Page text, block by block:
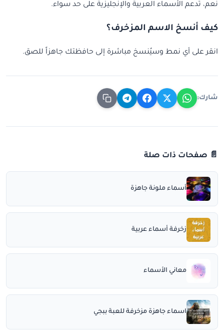
نعم، تدعم الأسماء العربية والإنجليزية على حد سواء.
كيف أنسخ الاسم المزخرف؟
انقر على أي نمط وسيُنسخ مباشرة إلى حافظتك جاهزاً للصق.
شارك:
📄 صفحات ذات صلة
أسماء ملونة جاهزة
زخرفة أسماء عربية
معاني الأسماء
اسماء جاهزة مزخرفة للعبة ببجي